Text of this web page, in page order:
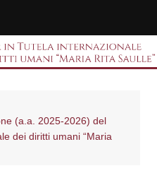
diritti umani "Maria
Rita Saulle"
(a.a. 2025-2026) del
dei diritti umani “Maria